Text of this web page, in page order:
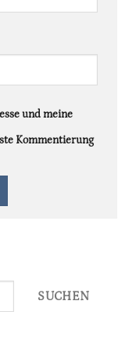
und meine
Kommentierung
SUCHEN